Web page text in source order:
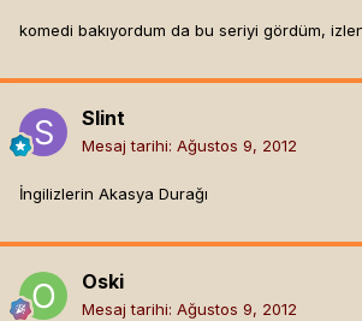
komedi bakıyordum da bu seriyi gördüm,
Slint
Mesaj tarihi: Ağustos 9, 2012
İngilizlerin Akasya Durağı
Oski
Mesaj tarihi: Ağustos 9, 2012